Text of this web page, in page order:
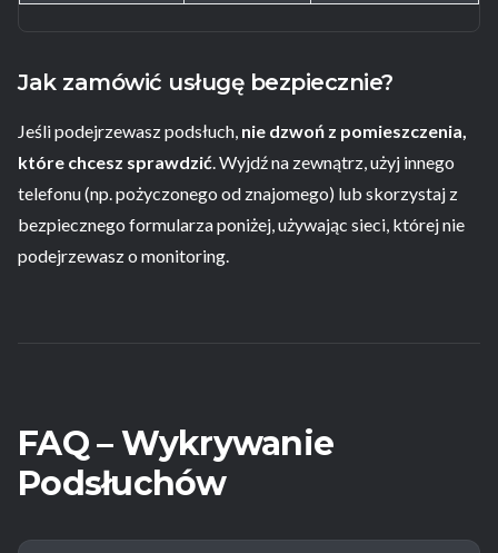
Jak zamówić usługę bezpiecznie?
Jeśli podejrzewasz podsłuch, nie dzwoń z pomieszczenia,
które chcesz sprawdzić. Wyjdź na zewnątrz, użyj innego
telefonu (np. pożyczonego od znajomego) lub skorzystaj z
bezpiecznego formularza poniżej, używając sieci, której nie
podejrzewasz o monitoring.
FAQ – Wykrywanie
Podsłuchów